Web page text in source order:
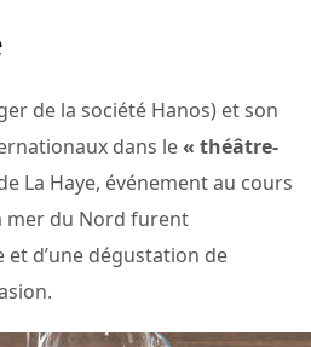
de la société Hanos) et son
dans le« théâtre-
La Haye, événement au cours
mer du Nord furent
d’une dégustation de